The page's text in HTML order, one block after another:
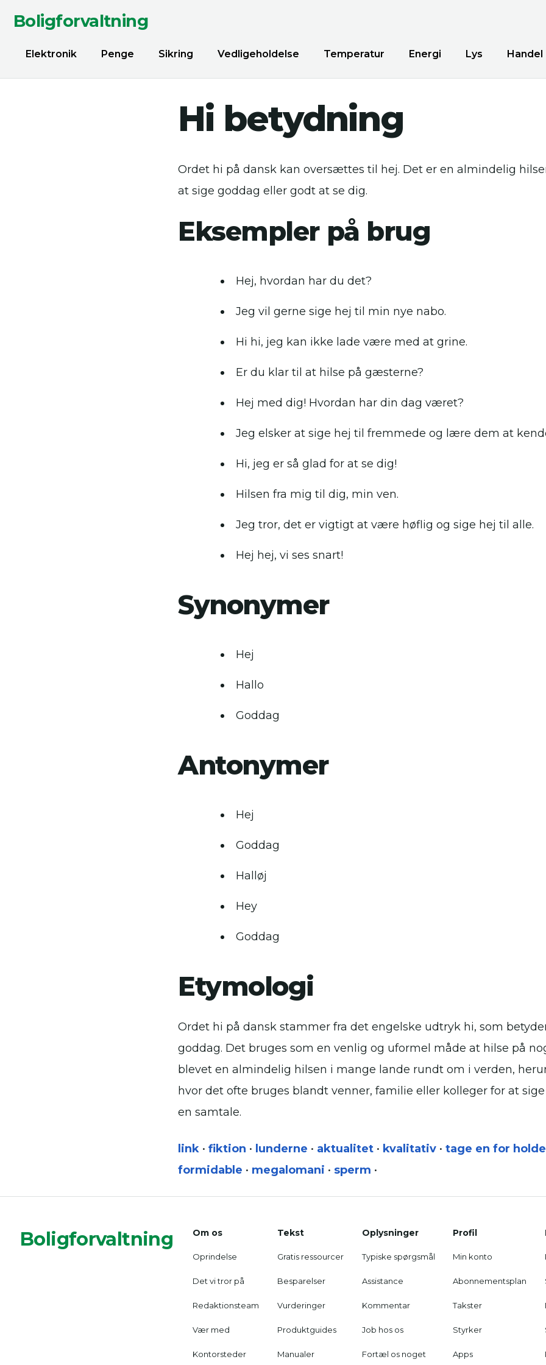
Boligforvaltning
Elektronik Penge Sikring Vedligeholdelse Temperatur Energi Lys Handel
Hi betydning
Ordet hi på dansk kan oversættes til hej. Det er en almindelig
at sige goddag eller godt at se dig.
Eksempler på brug
Hej, hvordan har du det?
Jeg vil gerne sige hej til min nye nabo.
Hi hi, jeg kan ikke lade være med at grine.
Er du klar til at hilse på gæsterne?
Hej med dig! Hvordan har din dag været?
Jeg elsker at sige hej til fremmede og lære dem at
Hi, jeg er så glad for at se dig!
Hilsen fra mig til dig, min ven.
Jeg tror, det er vigtigt at være høflig og sige hej til alle.
Hej hej, vi ses snart!
Synonymer
Hej
Hallo
Goddag
Antonymer
Hej
Goddag
Halløj
Hey
Goddag
Etymologi
Ordet hi på dansk stammer fra det engelske udtryk hi, som
goddag. Det bruges som en venlig og uformel måde at hilse på
blevet en almindelig hilsen i mange lande rundt om i verden,
hvor det ofte bruges blandt venner, familie eller kolleger for at
en samtale.
link • fiktion • lunderne • aktualitet • kvalitativ • tage en for
formidable • megalomani • sperm •
Boligforvaltning Om os
Oprindelse
Det vi tror på
Redaktionsteam
Vær med
Kontorsteder
Tekst
Gratis ressourcer
Besparelser
Vurderinger
Produktguides
Manualer
Oplysninger
Typiske spørgsmål
Assistance
Kommentar
Job hos os
Fortæl os noget
Profil
Min konto
Abonnementsplan
Takster
Styrker
Apps